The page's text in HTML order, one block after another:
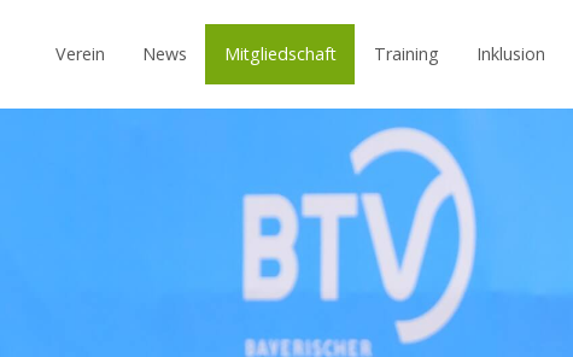
Verein News Mitgliedschaft Training Inklusion